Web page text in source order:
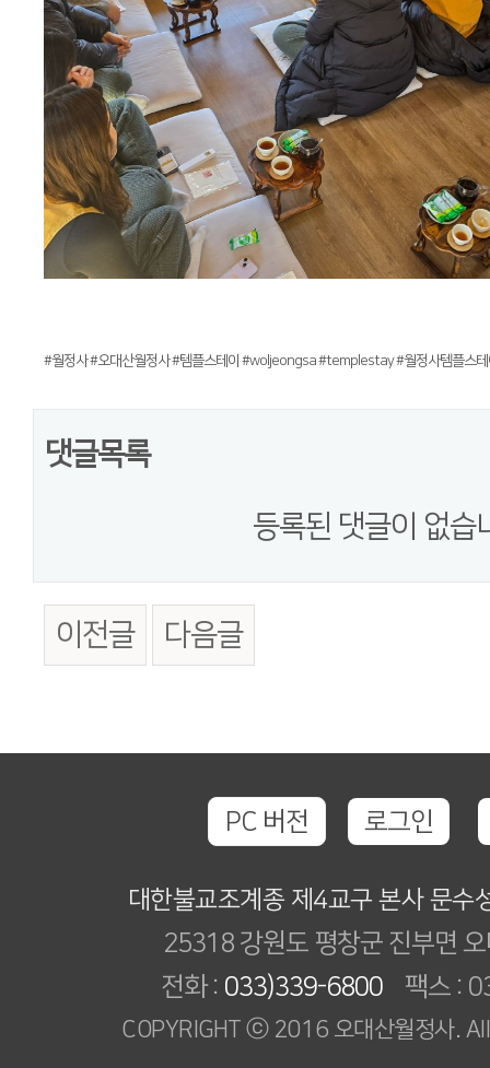
#월정사 #오대산월정사 #템플스테이 #woljeongsa #templestay #월정사템플스테
댓글목록
등록된 댓글이 없습
이전글 다음글
PC 버전 로그인
대한불교조계종 제4교구 본사 문수
25318 강원도 평창군 진부면
전화 : 033)339-6800 팩스 :
COPYRIGHT ⓒ 2016 오대산월정사.